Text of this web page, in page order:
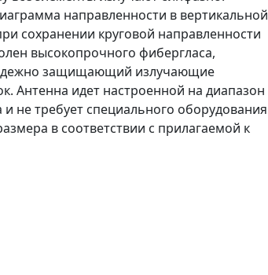
направленности в вертикальной
сохранении круговой направленности
высокопрочного фибергласа,
защищающий излучающие
Антенна идет настроенной на диапазон
не требует специального оборудования
в соответствии с прилагаемой к